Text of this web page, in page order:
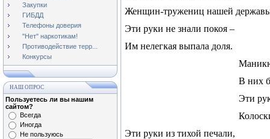
Закупки
ГИБДД
Телефоны доверия
"Нет" наркотикам!
Противодействие терр...
Конкурсы
НАШ ОПРОС
Пользуетесь ли вы нашим
сайтом?
Всегда
Иногда
Не пользуюсь
Женщин-тружениц нашей
Эти руки не знали покоя –
Им нелегкая выпала доля.
В них
Эти
Эти руки из тихой печали,